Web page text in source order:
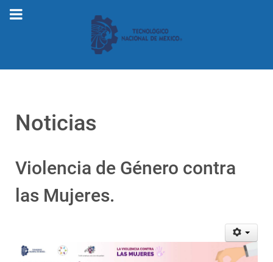
Noticias
Violencia de Género contra
las Mujeres.